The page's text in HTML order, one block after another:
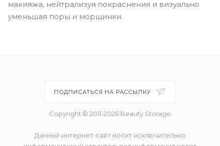
макияжа, нейтрализуя покраснения и визуально
уменьшая поры и морщинки.
ПОДПИСАТЬСЯ НА РАССЫЛКУ
Copyright © 2011-2026 Beauty Storage
Данный интернет-сайт носит исключительно